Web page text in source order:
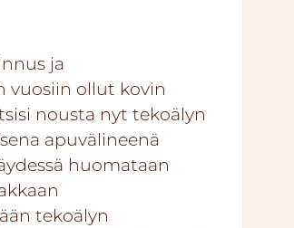
ja
vuosiin ollut kovin
nousta nyt tekoälyn
apuvälineenä
huomataan
tekoälyn